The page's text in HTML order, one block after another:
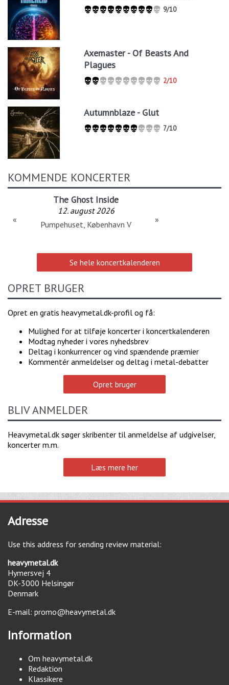
9/10
Axemaster - Of Beasts And
Plagues
2/10
Autumnblaze - Glut
7/10
KOMMENDE KONCERTER
The Ghost Inside
12. august 2026
Pumpehuset, København V
« »
Se hele koncertkalenderen
OPRET BRUGER
Opret en gratis heavymetal.dk-profil og få:
Mulighed for at tilføje koncerter i koncertkalenderen
Modtag nyheder i vores nyhedsbrev
Deltag i konkurrencer og vind spændende præmier
Kommentér anmeldelser og deltag i metal-debatter
Opret bruger
BLIV ANMELDER
Heavymetal.dk søger skribenter til anmeldelse af udgivelser,
koncerter m.m.
Læs mere her
Adresse
Use this address for sending review material:
heavymetal.dk
Hymersvej 4
DK-3000 Helsingør
Denmark
E-mail: promo@heavymetal.dk
Information
Om heavymetal.dk
Redaktion
Klassikere